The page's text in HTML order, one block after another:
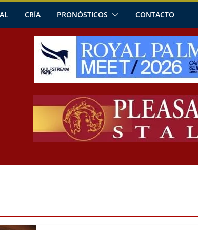
CRÍA PRONÓSTICOS CONTACTO